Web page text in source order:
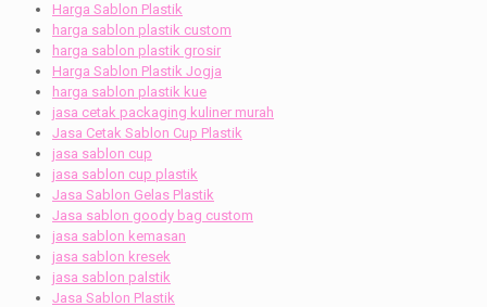
Harga Sablon Plastik
harga sablon plastik custom
harga sablon plastik grosir
Harga Sablon Plastik Jogja
harga sablon plastik kue
jasa cetak packaging kuliner murah
Jasa Cetak Sablon Cup Plastik
jasa sablon cup
jasa sablon cup plastik
Jasa Sablon Gelas Plastik
Jasa sablon goody bag custom
jasa sablon kemasan
jasa sablon kresek
jasa sablon palstik
Jasa Sablon Plastik